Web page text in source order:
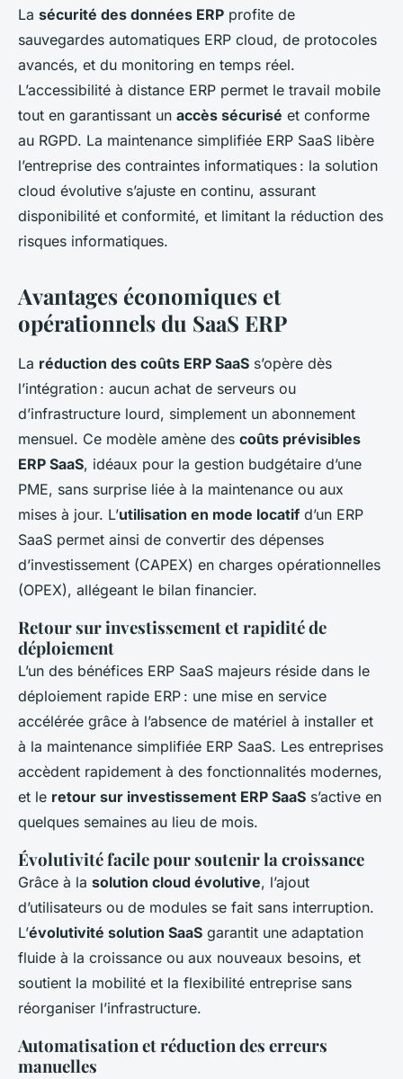
La sécurité des données ERP profite de
sauvegardes automatiques ERP cloud, de protocoles
avancés, et du monitoring en temps réel.
L’accessibilité à distance ERP permet le travail mobile
tout en garantissant un accès sécurisé et conforme
au RGPD. La maintenance simplifiée ERP SaaS libère
l’entreprise des contraintes informatiques : la solution
cloud évolutive s’ajuste en continu, assurant
disponibilité et conformité, et limitant la réduction des
risques informatiques.
Avantages économiques et
opérationnels du SaaS ERP
La réduction des coûts ERP SaaS s’opère dès
l’intégration : aucun achat de serveurs ou
d’infrastructure lourd, simplement un abonnement
mensuel. Ce modèle amène des coûts prévisibles
ERP SaaS, idéaux pour la gestion budgétaire d’une
PME, sans surprise liée à la maintenance ou aux
mises à jour. L’utilisation en mode locatif d’un ERP
SaaS permet ainsi de convertir des dépenses
d’investissement (CAPEX) en charges opérationnelles
(OPEX), allégeant le bilan financier.
Retour sur investissement et rapidité de
déploiement
L’un des bénéfices ERP SaaS majeurs réside dans le
déploiement rapide ERP : une mise en service
accélérée grâce à l’absence de matériel à installer et
à la maintenance simplifiée ERP SaaS. Les entreprises
accèdent rapidement à des fonctionnalités modernes,
et le retour sur investissement ERP SaaS s’active en
quelques semaines au lieu de mois.
Évolutivité facile pour soutenir la croissance
Grâce à la solution cloud évolutive, l’ajout
d’utilisateurs ou de modules se fait sans interruption.
L’évolutivité solution SaaS garantit une adaptation
fluide à la croissance ou aux nouveaux besoins, et
soutient la mobilité et la flexibilité entreprise sans
réorganiser l’infrastructure.
Automatisation et réduction des erreurs
manuelles